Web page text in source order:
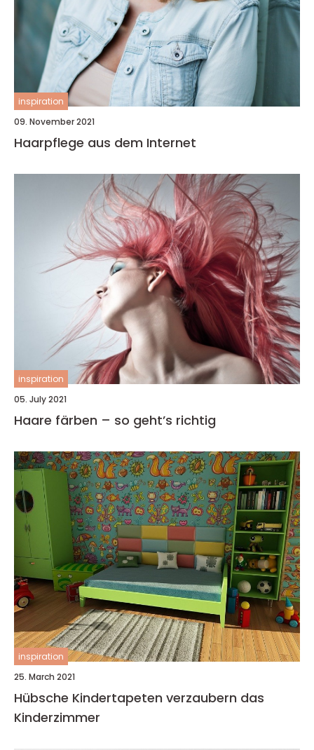
inspiration
09. November 2021
Haarpflege aus dem Internet
inspiration
05. July 2021
Haare färben – so geht’s richtig
inspiration
25. March 2021
Hübsche Kindertapeten verzaubern das
Kinderzimmer